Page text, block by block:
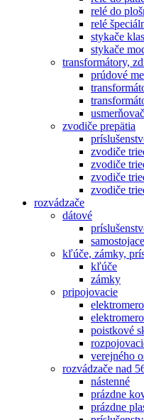
relé do
relé
stykače
stykače
transformátory,
prúdové
zvodiče prepätia
zvodiče
zvodiče
zvodiče
zvodiče
rozvádzače
dátové
samostojace
kľúče, zámky,
kľúče
zámky
pripojovacie
poistkové
verejného
rozvádzače nad
nástenné
prázdne
prázdne